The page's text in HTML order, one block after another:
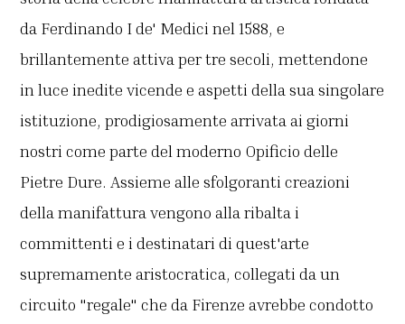
da Ferdinando I de' Medici nel 1588, e
brillantemente attiva per tre secoli, mettendone
in luce inedite vicende e aspetti della sua singolare
istituzione, prodigiosamente arrivata ai giorni
nostri come parte del moderno Opificio delle
Pietre Dure. Assieme alle sfolgoranti creazioni
della manifattura vengono alla ribalta i
committenti e i destinatari di quest'arte
supremamente aristocratica, collegati da un
circuito "regale" che da Firenze avrebbe condotto